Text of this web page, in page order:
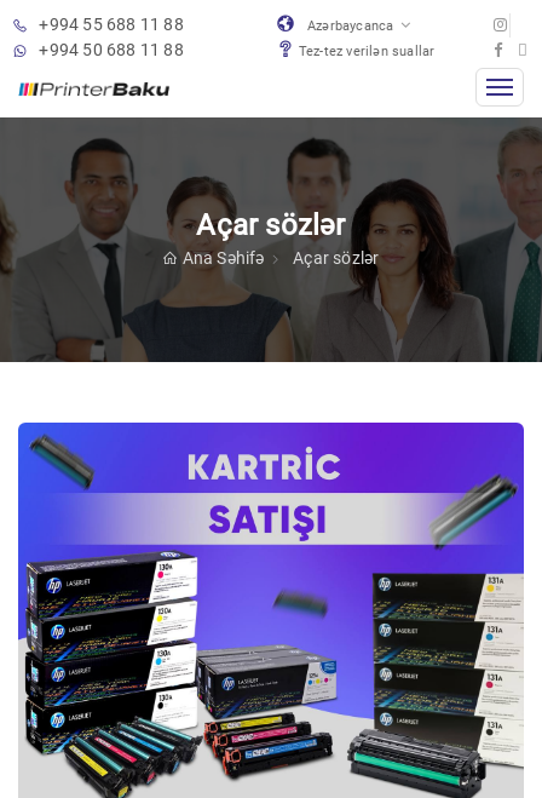
+994 55 688 11 88
+994 50 688 11 88
Azərbaycanca
Tez-tez verilən suallar
Açar sözlər
Ana Səhifə Açar sözlər